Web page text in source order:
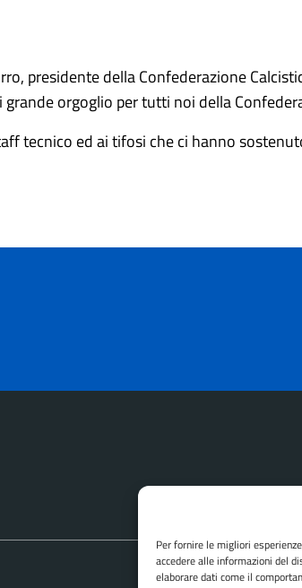
Per fornire le migliori
accedere alle informazioni del
elaborare dati come il
presidente della Confederazione
orgoglio per tutti noi della
tecnico ed ai tifosi che ci hanno